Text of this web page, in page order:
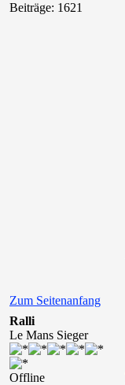
Beiträge: 1621
Zum Seitenanfang
Ralli
Le Mans Sieger
Offline